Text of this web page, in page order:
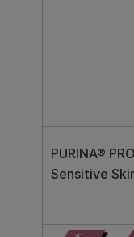
PURINA®
Sensitive